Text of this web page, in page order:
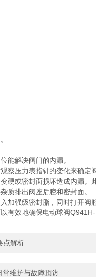
解决阀门的内漏。
压力表指针的变化来确定阀
或密封面损坏造成内漏。
排出阀座后腔和密封面。
强级密封脂，同时打开阀
效地确保电动球阀Q941H-
点解析
常维护与故障预防